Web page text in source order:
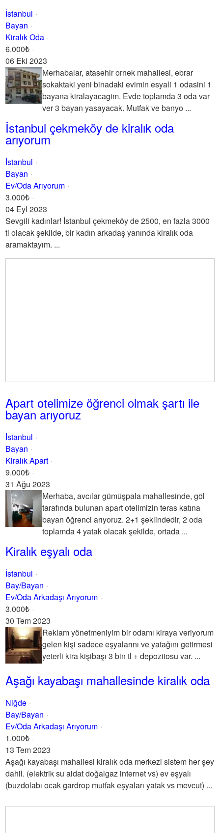
İstanbul
Bayan
Kiralık Oda
6.000₺
06 Eki 2023
Merhabalar, atasehir ornek mahallesi, ebrar
sokaktaki yeni binadaki evimin esyali 1 odasini 1
bayana kiralayacagim. Evde toplamda 3 oda var
ver 3 bayan yasayacak. Mutfak ve banyo ...
İstanbul çekmeköy de kiralık oda
arıyorum
İstanbul
Bayan
Ev/Oda Arıyorum
3.000₺
04 Eyl 2023
Sevgili kadınlar! İstanbul çekmeköy de 2500, en fazla 3000
tl olacak şekilde, bir kadın arkadaş yanında kiralık oda
aramaktayım. ...
Apart otelimize öğrenci olmak şartı ile
bayan arıyoruz
İstanbul
Bayan
Kiralık Apart
9.000₺
31 Ağu 2023
Merhaba, avcılar gümüşpala mahallesinde, göl
tarafında bulunan apart otelimizin teras katına
bayan öğrenci arıyoruz. 2+1 şeklindedir, 2 oda
toplamda 4 yatak olacak şekilde, ortada ...
Kiralık eşyalı oda
İstanbul
Bay/Bayan
Ev/Oda Arkadaşı Arıyorum
3.000₺
30 Tem 2023
Reklam yönetmeniyim bir odamı kiraya veriyorum
gelen kişi sadece eşyalarını ve yatağını getirmesi
yeterli kira kişibaşı 3 bin tl + depozitosu var. ...
Aşağı kayabaşı mahallesinde kiralık oda
Niğde
Bay/Bayan
Ev/Oda Arkadaşı Arıyorum
1.000₺
13 Tem 2023
Aşağı kayabaşı mahallesi kiralık oda merkezi sistem her şey
dahil. (elektrik su aidat doğalgaz internet vs) ev eşyalı
(buzdolabı ocak gardrop mutfak eşyaları yatak vs mevcut) ...